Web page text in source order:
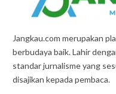
Jangkau.com merupakan
berbudaya baik. Lahir
standar jurnalisme yang
disajikan kepada pembaca.